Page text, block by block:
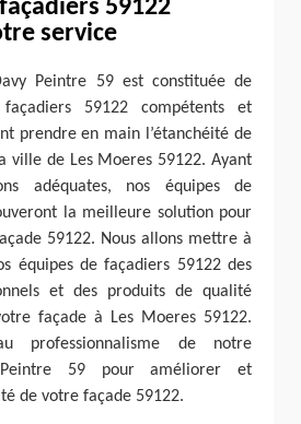
59122
service
Peintre 59 est constituée de
59122 compétents et
prendre en main l’étanchéité de
ville de Les Moeres 59122. Ayant
adéquates, nos équipes de
la meilleure solution pour
59122. Nous allons mettre à
équipes de façadiers 59122 des
et des produits de qualité
façade à Les Moeres 59122.
professionnalisme de notre
59 pour améliorer et
de votre façade 59122.